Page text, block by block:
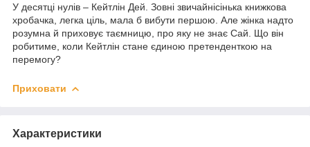
У десятці нулів – Кейтлін Дей. Зовні звичайнісінька книжкова
хробачка, легка ціль, мала б вибути першою. Але жінка надто
розумна й приховує таємницю, про яку не знає Сай. Що він
робитиме, коли Кейтлін стане єдиною претенденткою на
перемогу?
Приховати
Характеристики